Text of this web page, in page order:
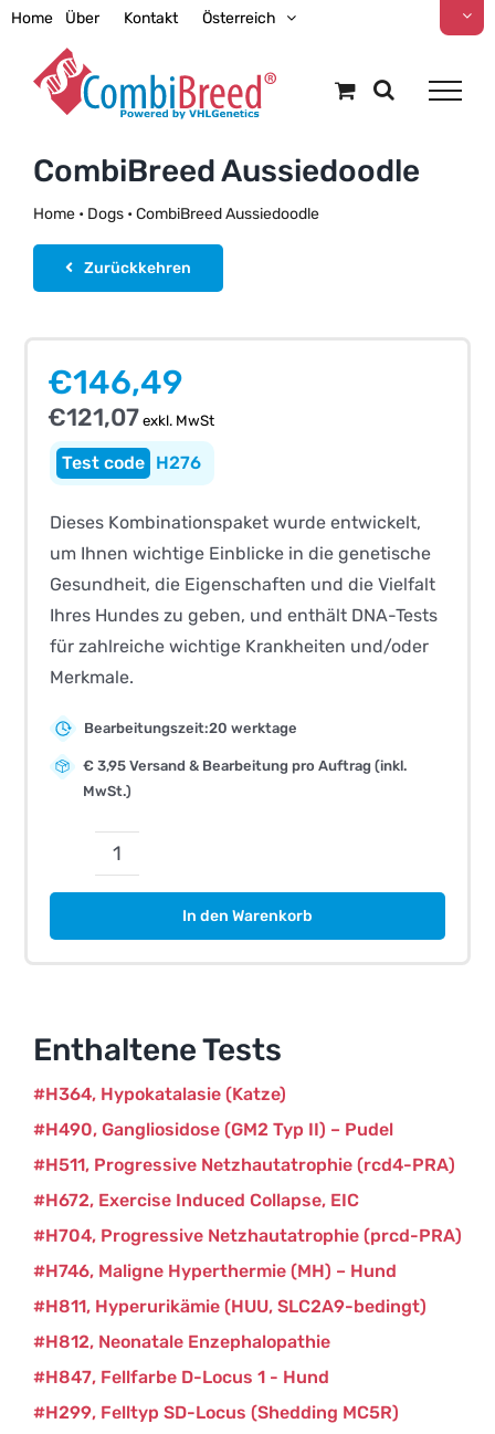
Zum
springen
Home Über Kontakt Österreich
CombiBreed Aussiedoodle
Home• Dogs• CombiBreed Aussiedoodle
Zurückkehren
€146,49
€121,07 exkl. MwSt
H276
Dieses Kombinationspaket wurde entwickelt,
um Ihnen wichtige Einblicke in die genetische
Gesundheit, die Eigenschaften und die Vielfalt
Ihres Hundes zu geben, und enthält DNA-Tests
für zahlreiche wichtige Krankheiten und/oder
Merkmale.
Bearbeitungszeit:20 werktage
€ 3,95 Versand & Bearbeitung pro Auftrag (inkl.
MwSt.)
CombiBreed
Aussiedoodle
In den Warenkorb
Enthaltene Tests
Hypokatalasie (Katze)
H364
Gangliosidose (GM2 Typ II) – Pudel
H490
Progressive Netzhautatrophie (rcd4-PRA)
H511
Exercise Induced Collapse, EIC
H672
Progressive Netzhautatrophie (prcd-PRA)
H704
Maligne Hyperthermie (MH) – Hund
H746
Hyperurikämie (HUU, SLC2A9-bedingt)
H811
Neonatale Enzephalopathie
H812
Fellfarbe D-Locus 1 - Hund
H847
Felltyp SD-Locus (Shedding MC5R)
H299